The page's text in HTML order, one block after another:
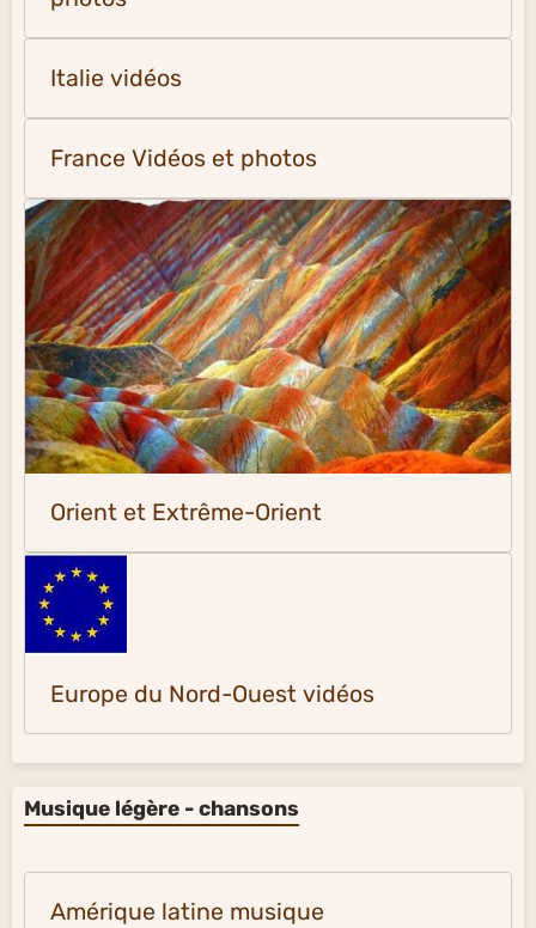
Italie vidéos
France Vidéos et photos
Orient et Extrême-Orient
Europe du Nord-Ouest vidéos
Musique légère - chansons
Amérique latine musique